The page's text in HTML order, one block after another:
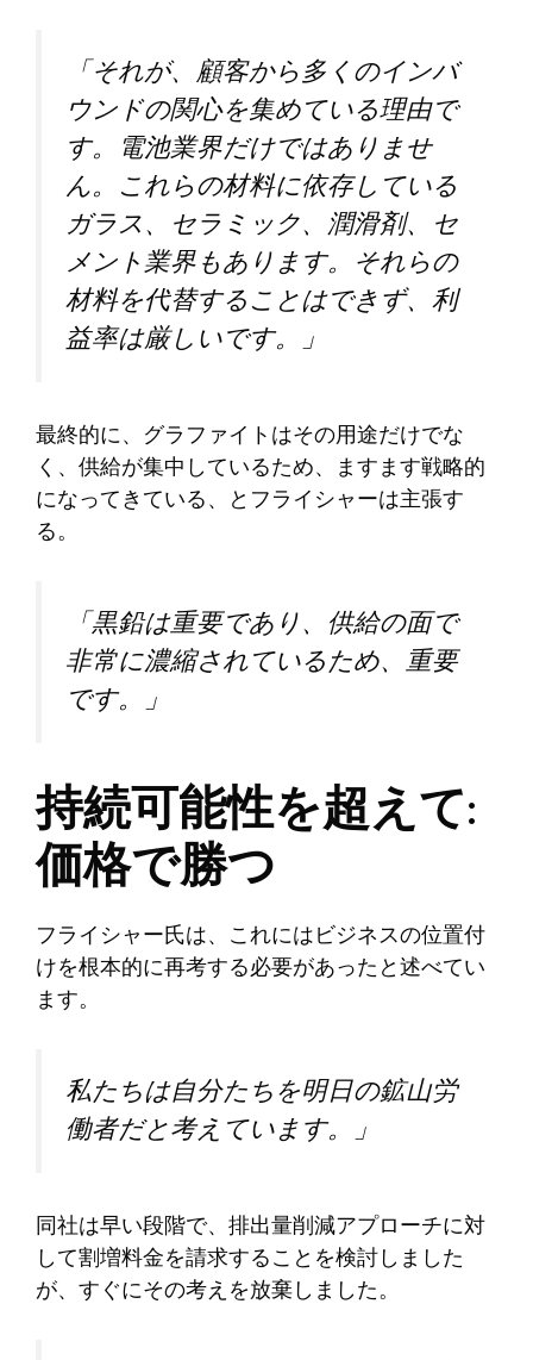
「それが、顧客から多くのインバ
ウンドの関心を集めている理由で
す。電池業界だけではありませ
ん。これらの材料に依存している
ガラス、セラミック、潤滑剤、セ
メント業界もあります。それらの
材料を代替することはできず、利
益率は厳しいです。」
最終的に、グラファイトはその用途だけでな
く、供給が集中しているため、ますます戦略的
になってきている、とフライシャーは主張す
る。
「黒鉛は重要であり、供給の面で
非常に濃縮されているため、重要
です。」
持続可能性を超えて:
価格で勝つ
フライシャー氏は、これにはビジネスの位置付
けを根本的に再考する必要があったと述べてい
ます。
私たちは自分たちを明日の鉱山労
働者だと考えています。」
同社は早い段階で、排出量削減アプローチに対
して割増料金を請求することを検討しました
が、すぐにその考えを放棄しました。